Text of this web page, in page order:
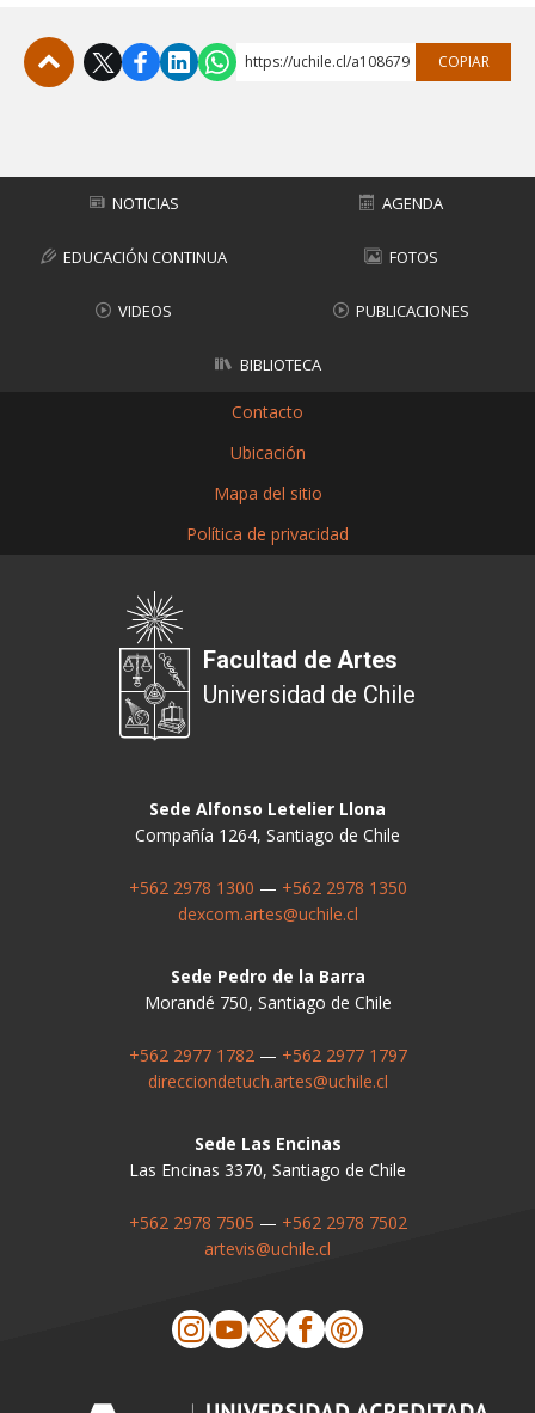
https://uchile.cl/a108679 COPIAR
NOTICIAS AGENDA
EDUCACIÓN CONTINUA FOTOS
VIDEOS PUBLICACIONES
BIBLIOTECA
Contacto
Ubicación
Mapa del sitio
Política de privacidad
Facultad de Artes
Universidad de Chile
Sede Alfonso Letelier Llona
Compañía 1264, Santiago de Chile
+562 2978 1300 — +562 2978 1350
dexcom.artes@uchile.cl
Sede Pedro de la Barra
Morandé 750, Santiago de Chile
+562 2977 1782— +562 2977 1797
direcciondetuch.artes@uchile.cl
Sede Las Encinas
Las Encinas 3370, Santiago de Chile
+562 2978 7505 — +562 2978 7502
artevis@uchile.cl